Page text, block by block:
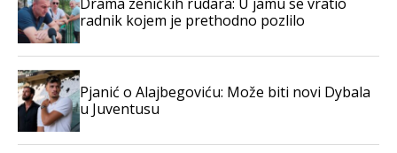
radnik kojem je prethodno pozlilo
Pjanić o Alajbegoviću: Može biti novi Dybala
u Juventusu